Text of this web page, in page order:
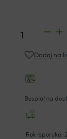
RUKAVICE
NITRIL
SOFT
M
količina
Dodaj na
Besplatna
Rok isporuke: